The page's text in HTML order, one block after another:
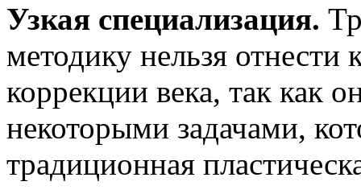
Узкая специализация.
методику нельзя
коррекции века, так как
некоторыми задачами,
традиционная